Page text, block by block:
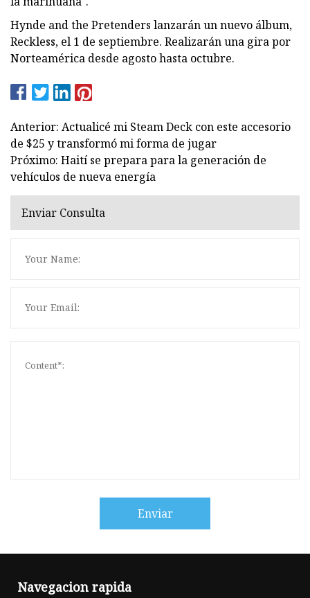
Hynde and the Pretenders lanzarán un nuevo álbum,
Reckless, el 1 de septiembre. Realizarán una gira por
Norteamérica desde agosto hasta octubre.
Anterior: Actualicé mi Steam Deck con este accesorio
de $25 y transformó mi forma de jugar
Próximo: Haití se prepara para la generación de
vehículos de nueva energía
Enviar Consulta
Enviar
Navegacion rapida